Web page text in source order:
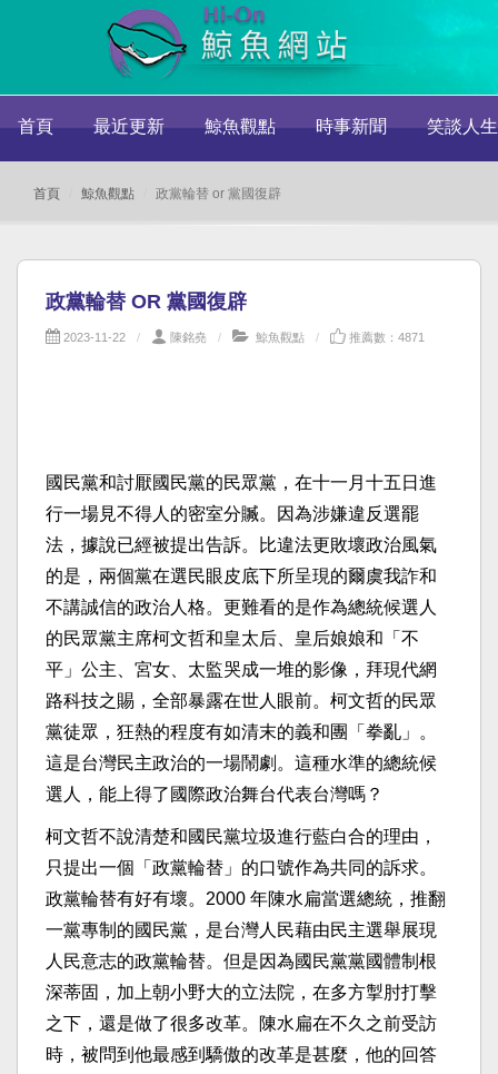
首頁 最近更新 鯨魚觀點 時事新聞 笑談人生
首頁 鯨魚觀點 政黨輪替 or 黨國復辟
政黨輪替 OR 黨國復辟
2023-11-22 陳銘堯 鯨魚觀點 推薦數：4871
國民黨和討厭國民黨的民眾黨，在十一月十五日進
行一場見不得人的密室分贓。因為涉嫌違反選罷
法，據說已經被提出告訴。比違法更敗壞政治風氣
的是，兩個黨在選民眼皮底下所呈現的爾虞我詐和
不講誠信的政治人格。更難看的是作為總統候選人
的民眾黨主席柯文哲和皇太后、皇后娘娘和「不
平」公主、宮女、太監哭成一堆的影像，拜現代網
路科技之賜，全部暴露在世人眼前。柯文哲的民眾
黨徒眾，狂熱的程度有如清末的義和團「拳亂」。
這是台灣民主政治的一場鬧劇。這種水準的總統候
選人，能上得了國際政治舞台代表台灣嗎？
柯文哲不說清楚和國民黨垃圾進行藍白合的理由，
只提出一個「政黨輪替」的口號作為共同的訴求。
政黨輪替有好有壞。2000 年陳水扁當選總統，推翻
一黨專制的國民黨，是台灣人民藉由民主選舉展現
人民意志的政黨輪替。但是因為國民黨黨國體制根
深蒂固，加上朝小野大的立法院，在多方掣肘打擊
之下，還是做了很多改革。陳水扁在不久之前受訪
時，被問到他最感到驕傲的改革是甚麼，他的回答